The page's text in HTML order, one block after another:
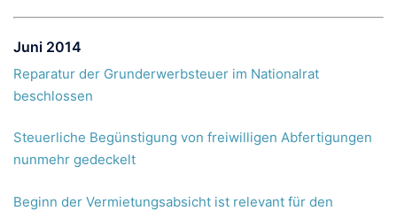
Juni 2014
Reparatur der Grunderwerbsteuer im Nationalrat
beschlossen
Steuerliche Begünstigung von freiwilligen Abfertigungen
nunmehr gedeckelt
Beginn der Vermietungsabsicht ist relevant für den